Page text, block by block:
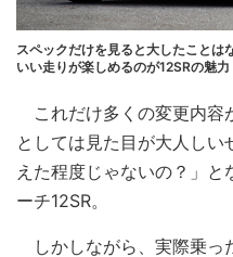
スペックだけを見ると大したことは
いい走りが楽しめるのが12SRの魅力
これだけ多くの変更内容
としては見た目が大人し
えた程度じゃないの？」
ーチ12SR。
しかしながら、実際乗っ